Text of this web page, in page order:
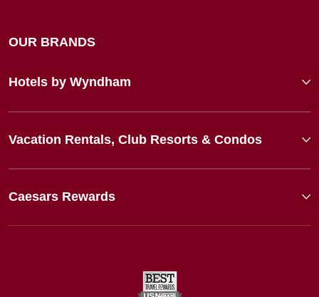
OUR BRANDS
Hotels by Wyndham
Vacation Rentals, Club Resorts & Condos
Caesars Rewards